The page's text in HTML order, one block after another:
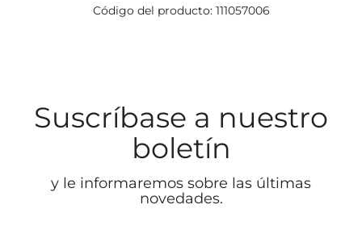
Código del producto: 111057006
Suscríbase a nuestro
boletín
y le informaremos sobre las últimas
novedades.